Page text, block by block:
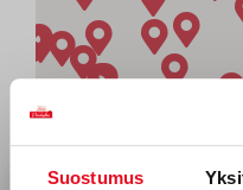
Suostumus